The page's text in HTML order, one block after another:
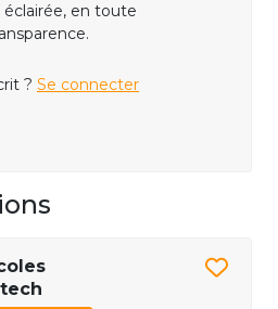
éclairée, en toute
? Se connecter